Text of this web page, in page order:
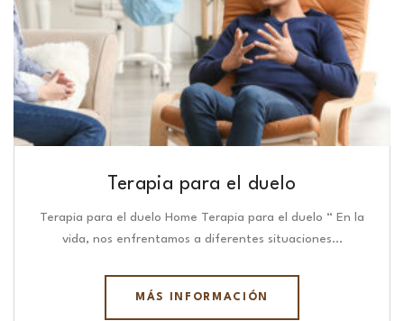
Terapia para el duelo
Terapia para el duelo Home Terapia para el duelo “ En la
vida, nos enfrentamos a diferentes situaciones…
MÁS INFORMACIÓN